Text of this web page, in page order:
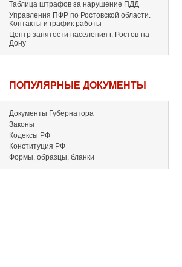
Таблица штрафов за нарушение ПДД
Управления ПФР по Ростовской области.
Контакты и график работы
Центр занятости населения г. Ростов-на-
Дону
ПОПУЛЯРНЫЕ ДОКУМЕНТЫ
Документы Губернатора
Законы
Кодексы РФ
Конституция РФ
Формы, образцы, бланки